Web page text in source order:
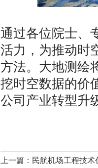
通过各位院士、
活力，为推动时
方法。大地测绘
挖时空数据的价
公司产业转型升
上一篇：民航机场工程技